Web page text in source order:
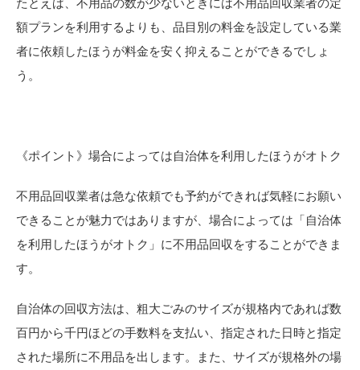
たとえば、不用品の数が少ないときには不用品回収業者の定
額プランを利用するよりも、品目別の料金を設定している業
者に依頼したほうが料金を安く抑えることができるでしょ
う。
《ポイント》場合によっては自治体を利用したほうがオトク
不用品回収業者は急な依頼でも予約ができれば気軽にお願い
できることが魅力ではありますが、場合によっては「自治体
を利用したほうがオトク」に不用品回収をすることができま
す。
自治体の回収方法は、粗大ごみのサイズが規格内であれば数
百円から千円ほどの手数料を支払い、指定された日時と指定
された場所に不用品を出します。また、サイズが規格外の場